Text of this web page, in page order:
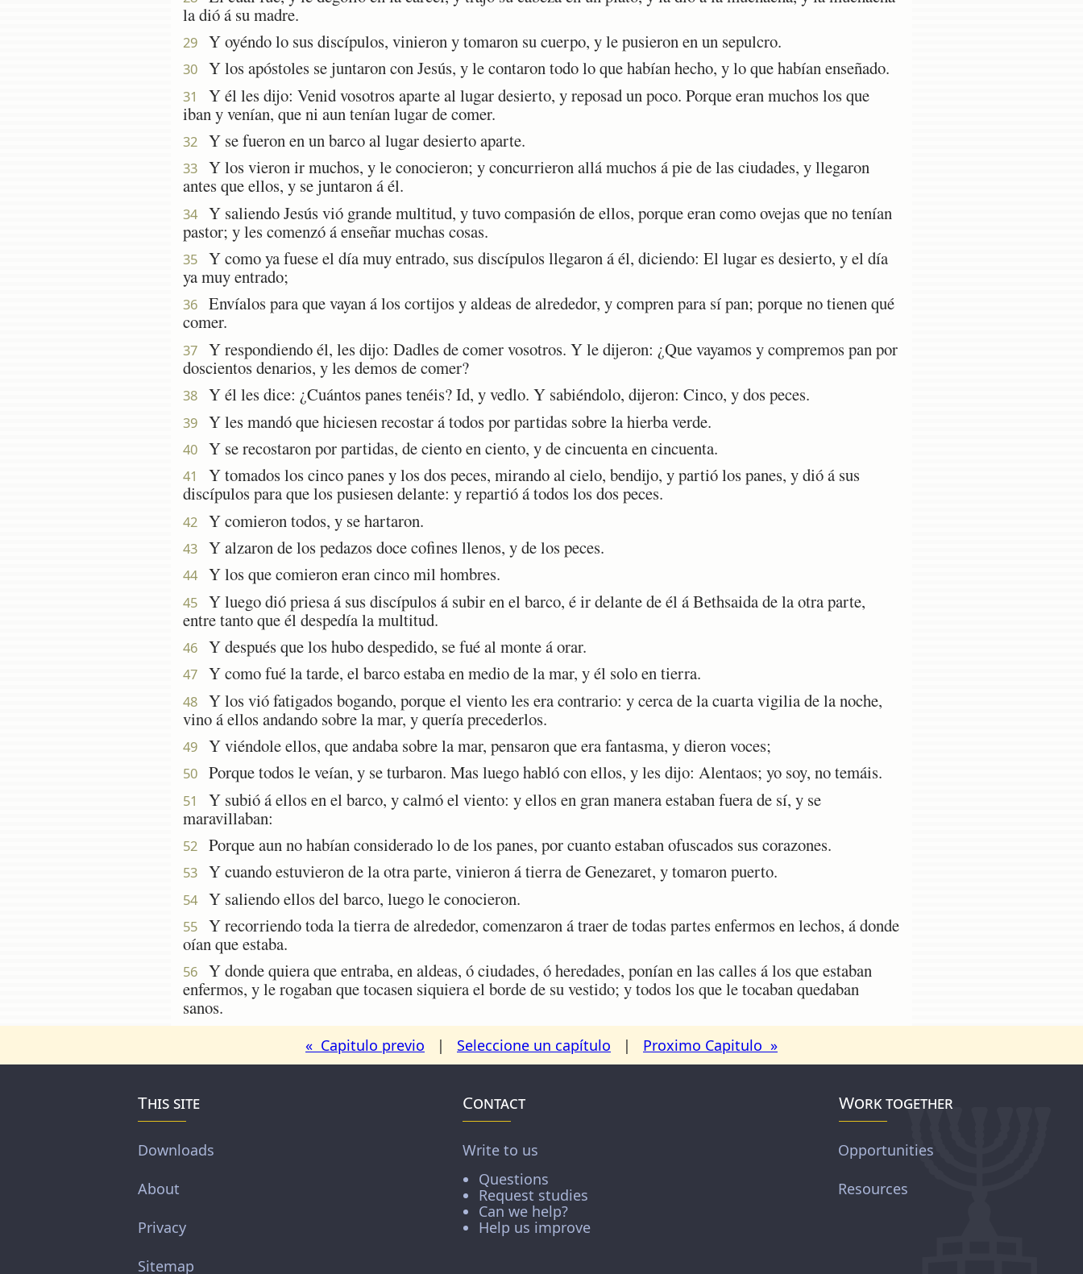
la dió á su madre.
29 Y oyéndo lo sus discípulos, vinieron y tomaron su cuerpo, y le pusieron en un sepulcro.
30 Y los apóstoles se juntaron con Jesús, y le contaron todo lo que habían hecho, y lo que habían enseñado.
31
Y él les dijo: Venid vosotros aparte al lugar desierto, y reposad un poco. Porque eran muchos los que
iban y venían, que ni aun tenían lugar de comer.
32 Y se fueron en un barco al lugar desierto aparte.
33
Y los vieron ir muchos, y le conocieron; y concurrieron allá muchos á pie de las ciudades, y llegaron
antes que ellos, y se juntaron á él.
34
Y saliendo Jesús vió grande multitud, y tuvo compasión de ellos, porque eran como ovejas que no tenían
pastor; y les comenzó á enseñar muchas cosas.
35
Y como ya fuese el día muy entrado, sus discípulos llegaron á él, diciendo: El lugar es desierto, y el día
ya muy entrado;
36
Envíalos para que vayan á los cortijos y aldeas de alrededor, y compren para sí pan; porque no tienen qué
comer.
37
Y respondiendo él, les dijo: Dadles de comer vosotros. Y le dijeron: ¿Que vayamos y compremos pan por
doscientos denarios, y les demos de comer?
38 Y él les dice: ¿Cuántos panes tenéis? Id, y vedlo. Y sabiéndolo, dijeron: Cinco, y dos peces.
39 Y les mandó que hiciesen recostar á todos por partidas sobre la hierba verde.
40 Y se recostaron por partidas, de ciento en ciento, y de cincuenta en cincuenta.
41
Y tomados los cinco panes y los dos peces, mirando al cielo, bendijo, y partió los panes, y dió á sus
discípulos para que los pusiesen delante: y repartió á todos los dos peces.
42 Y comieron todos, y se hartaron.
43 Y alzaron de los pedazos doce cofines llenos, y de los peces.
44 Y los que comieron eran cinco mil hombres.
45
Y luego dió priesa á sus discípulos á subir en el barco, é ir delante de él á Bethsaida de la otra parte,
entre tanto que él despedía la multitud.
46 Y después que los hubo despedido, se fué al monte á orar.
47 Y como fué la tarde, el barco estaba en medio de la mar, y él solo en tierra.
48
Y los vió fatigados bogando, porque el viento les era contrario: y cerca de la cuarta vigilia de la noche,
vino á ellos andando sobre la mar, y quería precederlos.
49 Y viéndole ellos, que andaba sobre la mar, pensaron que era fantasma, y dieron voces;
50 Porque todos le veían, y se turbaron. Mas luego habló con ellos, y les dijo: Alentaos; yo soy, no temáis.
51
Y subió á ellos en el barco, y calmó el viento: y ellos en gran manera estaban fuera de sí, y se
maravillaban:
52 Porque aun no habían considerado lo de los panes, por cuanto estaban ofuscados sus corazones.
53 Y cuando estuvieron de la otra parte, vinieron á tierra de Genezaret, y tomaron puerto.
54 Y saliendo ellos del barco, luego le conocieron.
55
Y recorriendo toda la tierra de alrededor, comenzaron á traer de todas partes enfermos en lechos, á donde
oían que estaba.
56
Y donde quiera que entraba, en aldeas, ó ciudades, ó heredades, ponían en las calles á los que estaban
enfermos, y le rogaban que tocasen siquiera el borde de su vestido; y todos los que le tocaban quedaban
sanos.
« Capitulo previo | Seleccione un capítulo | Proximo Capitulo »
This site
Downloads
About
Privacy
Sitemap
Contact
Write to us
Questions
Request studies
Can we help?
Help us improve
Work together
Opportunities
Resources